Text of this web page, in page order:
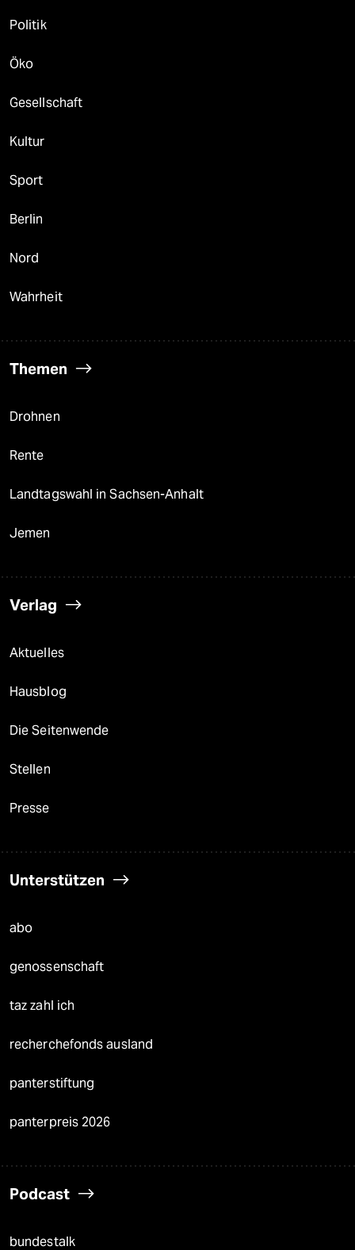
Politik
Öko
Gesellschaft
Kultur
Sport
Berlin
Nord
Wahrheit
Themen
Drohnen
Rente
Landtagswahl in Sachsen-Anhalt
Jemen
Verlag
Aktuelles
Hausblog
Die Seitenwende
Stellen
Presse
Unterstützen
abo
genossenschaft
taz zahl ich
recherchefonds ausland
panterstiftung
panterpreis 2026
Podcast
bundestalk